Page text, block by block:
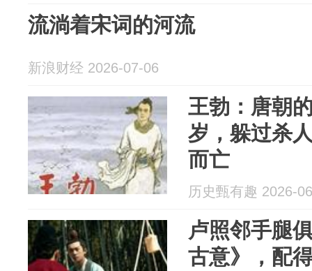
流淌着宋词的河流
新浪财经 2026-07-06
王勃：唐朝
岁，躲过杀
而亡
历史甄有趣 2026-
卢照邻手腿
古意》，配